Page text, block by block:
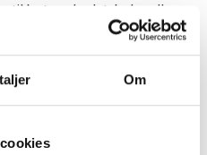
Om
til betroede databehandlere
Forms, e-mail og